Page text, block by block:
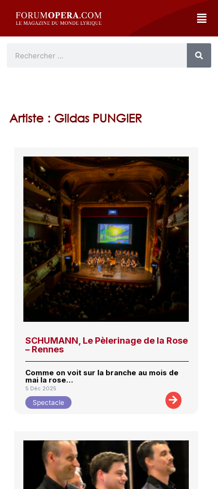
Artiste : Gildas PUNGIER
SCHUMANN, Le Pèlerinage de la Rose
– Rennes
Comme on voit sur la branche au mois de
mai la rose…
5 Déc 2025
Spectacle